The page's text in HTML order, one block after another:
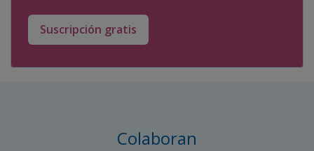
Suscripción gratis
Colaboran